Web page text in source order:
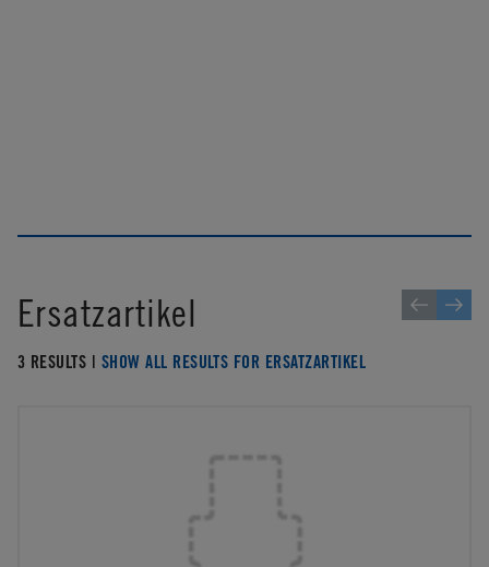
Ersatzartikel
3 RESULTS | SHOW ALL RESULTS FOR ERSATZARTIKEL